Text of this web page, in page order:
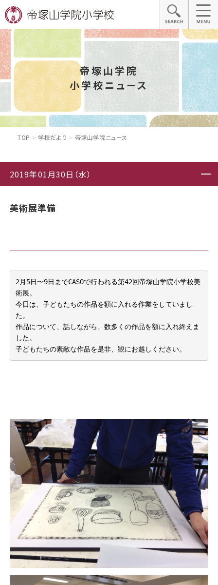
帝塚山学院
小学校ニュース
TOP 学校だより 帝塚山学院ニュース
2019年01月30日（水）
美術展準備
2月5日〜9日までCASOで行われる第42回帝塚山学院小学校美
術展。
今日は、子どもたちの作品を額に入れる作業をしていまし
た。
作品について、話しながら、数多くの作品を額に入れ終えま
した。